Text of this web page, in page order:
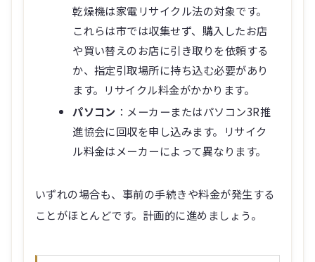
乾燥機は家電リサイクル法の対象です。
これらは市では収集せず、購入したお店
や買い替えのお店に引き取りを依頼する
か、指定引取場所に持ち込む必要があり
ます。リサイクル料金がかかります。
パソコン ：メーカーまたはパソコン3R推
進協会に回収を申し込みます。リサイク
ル料金はメーカーによって異なります。
いずれの場合も、事前の手続きや料金が発生する
ことがほとんどです。計画的に進めましょう。